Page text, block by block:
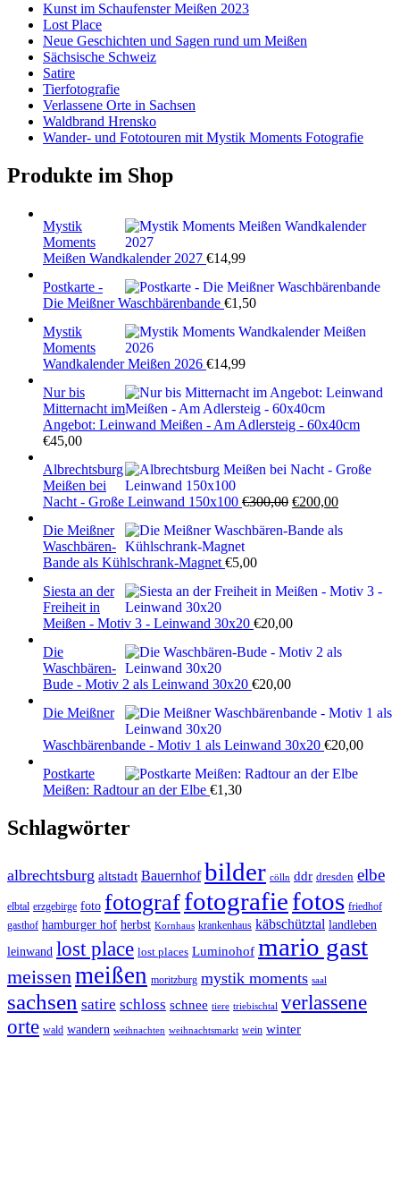
Kunst im Schaufenster Meißen 2023
Lost Place
Neue Geschichten und Sagen rund um Meißen
Sächsische Schweiz
Satire
Tierfotografie
Verlassene Orte in Sachsen
Waldbrand Hrensko
Wander- und Fototouren mit Mystik Moments Fotografie
Produkte im Shop
Mystik
Moments
Meißen Wandkalender 2027 €14,99
Postkarte -
Die Meißner Waschbärenbande €1,50
Mystik
Moments
Wandkalender Meißen 2026 €14,99
Nur bis
Mitternacht im
Angebot: Leinwand Meißen - Am Adlersteig - 60x40cm
€45,00
Albrechtsburg
Meißen bei
Nacht - Große Leinwand 150x100 €300,00 Ursprünglicher
war:
€200,00Aktueller
ist:
Die Meißner
Waschbären-
Bande als Kühlschrank-Magnet €5,00
Siesta an der
Freiheit in
Meißen - Motiv 3 - Leinwand 30x20 €20,00
Die
Waschbären-
Bude - Motiv 2 als Leinwand 30x20 €20,00
Die Meißner
Waschbärenbande - Motiv 1 als Leinwand 30x20 €20,00
Postkarte
Meißen: Radtour an der Elbe €1,30
Schlagwörter
albrechtsburg altstadt Bauernhof bilder cölln ddr dresden elbe
elbtal erzgebirge foto fotograffotografiefotos friedhof
gasthof hamburger hof herbst Kornhaus krankenhaus käbschütztal landleben
leinwand lost place lost places Luminohof mario gast
meissen meißen moritzburg mystik moments saal
sachsen satire schloss schnee tiere triebischtal verlassene
orte wald wandern weihnachten weihnachtsmarkt wein winter